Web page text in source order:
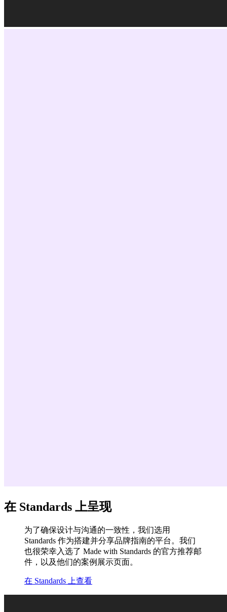
在 Standards 上呈现
为了确保设计与沟通的一致性，我们选用
Standards 作为搭建并分享品牌指南的平台。我们
也很荣幸入选了 Made with Standards 的官方推荐邮
件，以及他们的案例展示页面。
在 Standards 上查看